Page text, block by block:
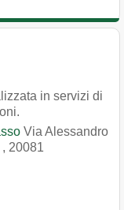
in servizi di
Via Alessandro
, 20081